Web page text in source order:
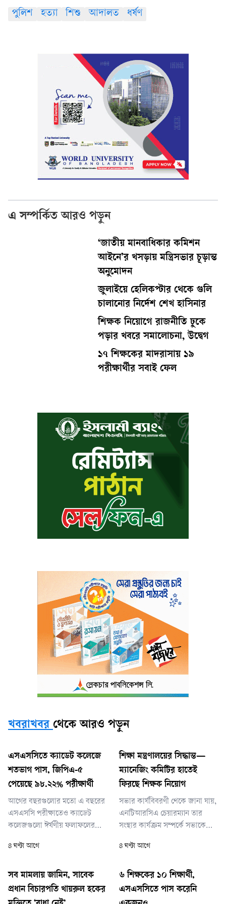
পুলিশ হত্যা শিশু আদালত ধর্ষণ
এ সম্পর্কিত আরও পড়ুন
‘জাতীয় মানবাধিকার কমিশন
আইনে’র খসড়ায় মন্ত্রিসভার চূড়ান্ত
অনুমোদন
জুলাইয়ে হেলিকপ্টার থেকে গুলি
চালানোর নির্দেশ শেখ হাসিনার
শিক্ষক নিয়োগে রাজনীতি ঢুকে
পড়ার খবরে সমালোচনা, উদ্বেগ
১৭ শিক্ষকের মাদরাসায় ১৯
পরীক্ষার্থীর সবাই ফেল
খবরাখবর থেকে আরও পড়ুন
এসএসসিতে ক্যাডেট কলেজে
শতভাগ পাস, জিপিএ-৫
পেয়েছে ৯৮.২২% পরীক্ষার্থী
আগের বছরগুলোর মতো এ বছরের
এসএসসি পরীক্ষাতেও ক্যাডেট
কলেজগুলো ঈর্ষণীয় ফলাফলের
এবার ১২টি ক্যাডেট কলেজ থেকে
পরীক্ষায় অংশ নিয়েছিল, যাদের
সবাই পাস করেছে। তাদের মধ্যে
জিপিএ-৫ পেয়েছে ৬০৭ জন, যা
৪ ঘণ্টা আগে
শিক্ষা মন্ত্রণালয়ের সিদ্ধান্ত—
ম্যানেজিং কমিটির হাতেই
ফিরছে শিক্ষক নিয়োগ
সভার কার্যবিবরণী থেকে জানা যায়,
এনটিআরসিএ চেয়ারম্যান তার
সংস্থার কার্যক্রম সম্পর্কে সভাকে
২০১৫ সালের পরিপত্র অনুযায়ী
সুপারিশ করে আসছে গত ১১ বছর
ধরে, সে কার্যক্রম বন্ধ থাকবে।
এনটিআরসিএ কেবল ২০০৫
৪ ঘণ্টা আগে
সব মামলায় জামিন, সাবেক
প্রধান বিচারপতি খায়রুল হকের
৬ শিক্ষকের ১০ শিক্ষার্থী,
এসএসসিতে পাস করেনি